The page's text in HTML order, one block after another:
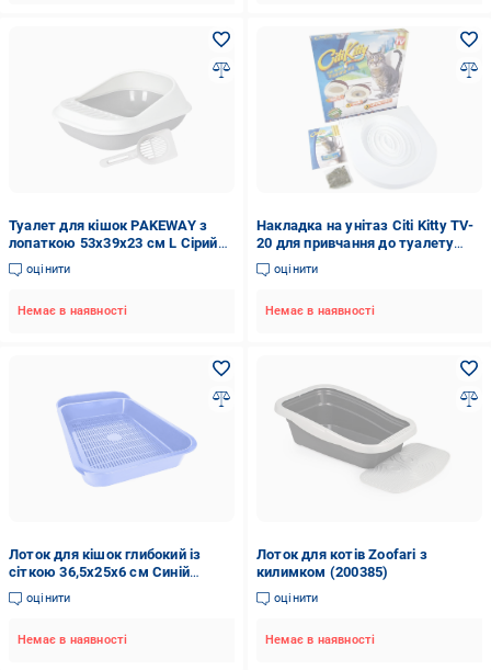
Туалет для кішок PAKEWAY з
лопаткою 53x39x23 см L Сірий
(1759462531)
оцінити
Немає в наявності
Накладка на унітаз Citi Kitty TV-
20 для привчання до туалету
кота
оцінити
Немає в наявності
Лоток для кішок глибокий із
сіткою 36,5х25х6 см Синій
(86966)
оцінити
Немає в наявності
Лоток для котів Zoofari з
килимком (200385)
оцінити
Немає в наявності